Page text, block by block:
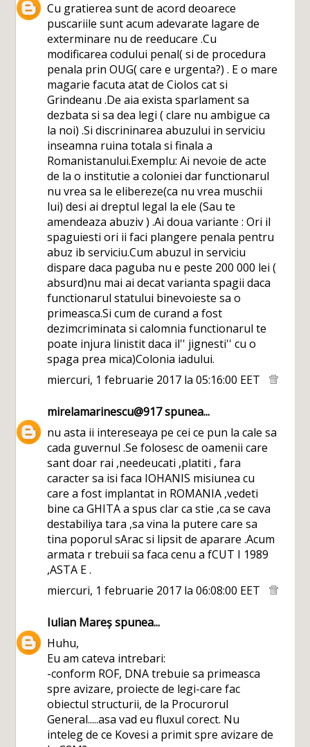
Cu gratierea sunt de acord deoarece
puscariile sunt acum adevarate lagare de
exterminare nu de reeducare .Cu
modificarea codului penal( si de procedura
penala prin OUG( care e urgenta?) . E o mare
magarie facuta atat de Ciolos cat si
Grindeanu .De aia exista sparlament sa
dezbata si sa dea legi ( clare nu ambigue ca
la noi) .Si discrininarea abuzului in serviciu
inseamna ruina totala si finala a
Romanistanului.Exemplu: Ai nevoie de acte
de la o institutie a coloniei dar functionarul
nu vrea sa le elibereze(ca nu vrea muschii
lui) desi ai dreptul legal la ele (Sau te
amendeaza abuziv ) .Ai doua variante : Ori il
spaguiesti ori ii faci plangere penala pentru
abuz ib serviciu.Cum abuzul in serviciu
dispare daca paguba nu e peste 200 000 lei (
absurd)nu mai ai decat varianta spagii daca
functionarul statului binevoieste sa o
primeasca.Si cum de curand a fost
dezimcriminata si calomnia functionarul te
poate injura linistit daca il'' jignesti'' cu o
spaga prea mica)Colonia iadului.
miercuri, 1 februarie 2017 la 05:16:00 EET
mirelamarinescu@917spunea...
nu asta ii intereseaya pe cei ce pun la cale sa
cada guvernul .Se folosesc de oamenii care
sant doar rai ,needeucati ,platiti , fara
caracter sa isi faca IOHANIS misiunea cu
care a fost implantat in ROMANIA ,vedeti
bine ca GHITA a spus clar ca stie ,ca se cava
destabiliya tara ,sa vina la putere care sa
tina poporul sArac si lipsit de aparare .Acum
armata r trebuii sa faca cenu a fCUT I 1989
,ASTA E .
miercuri, 1 februarie 2017 la 06:08:00 EET
Iulian Mareșspunea...
Huhu,
Eu am cateva intrebari:
-conform ROF, DNA trebuie sa primeasca
spre avizare, proiecte de legi-care fac
obiectul structurii, de la Procurorul
General.....asa vad eu fluxul corect. Nu
inteleg de ce Kovesi a primit spre avizare de